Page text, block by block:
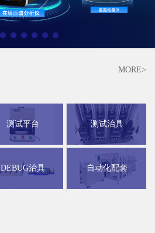
MORE>
测试平台 测试治具
DEBUG治具 自动化配套